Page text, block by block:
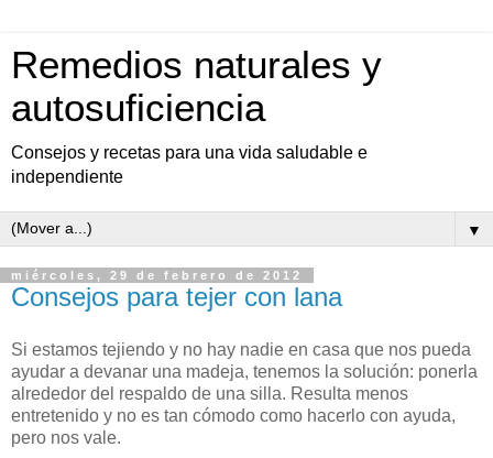
Remedios naturales y
autosuficiencia
Consejos y recetas para una vida saludable e
independiente
▼
miércoles, 29 de febrero de 2012
Consejos para tejer con lana
Si estamos tejiendo y no hay nadie en casa que nos pueda
ayudar a devanar una madeja, tenemos la solución: ponerla
alrededor del respaldo de una silla. Resulta menos
entretenido y no es tan cómodo como hacerlo con ayuda,
pero nos vale.